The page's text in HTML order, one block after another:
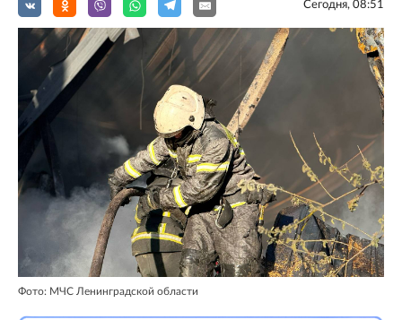
Сегодня, 08:51
Фото: МЧС Ленинградской области